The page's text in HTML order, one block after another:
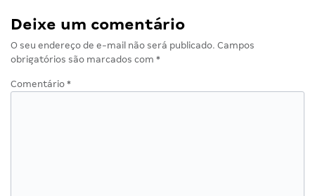
Deixe um comentário
O seu endereço de e-mail não será publicado. Campos
obrigatórios são marcados com *
Comentário *